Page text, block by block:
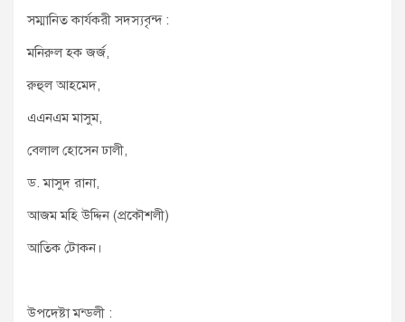
সম্মানিত কার্যকরী সদস্যবৃন্দ :
মনিরুল হক জর্জ,
রুহুল আহমেদ,
এএনএম মাসুম,
বেলাল হোসেন ঢালী,
ড. মাসুদ রানা,
আজম মহি উদ্দিন (প্রকৌশলী)
আতিক টোকন।
উপদেষ্টা মন্ডলী :